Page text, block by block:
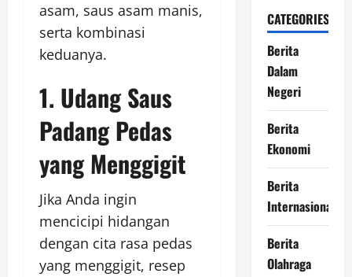
asam, saus asam manis,
serta kombinasi
keduanya.
1. Udang Saus
Padang Pedas
yang Menggigit
Jika Anda ingin
mencicipi hidangan
dengan cita rasa pedas
yang menggigit, resep
CATEGORIES
Berita
Dalam
Negeri
Berita
Ekonomi
Berita
Internasional
Berita
Olahraga